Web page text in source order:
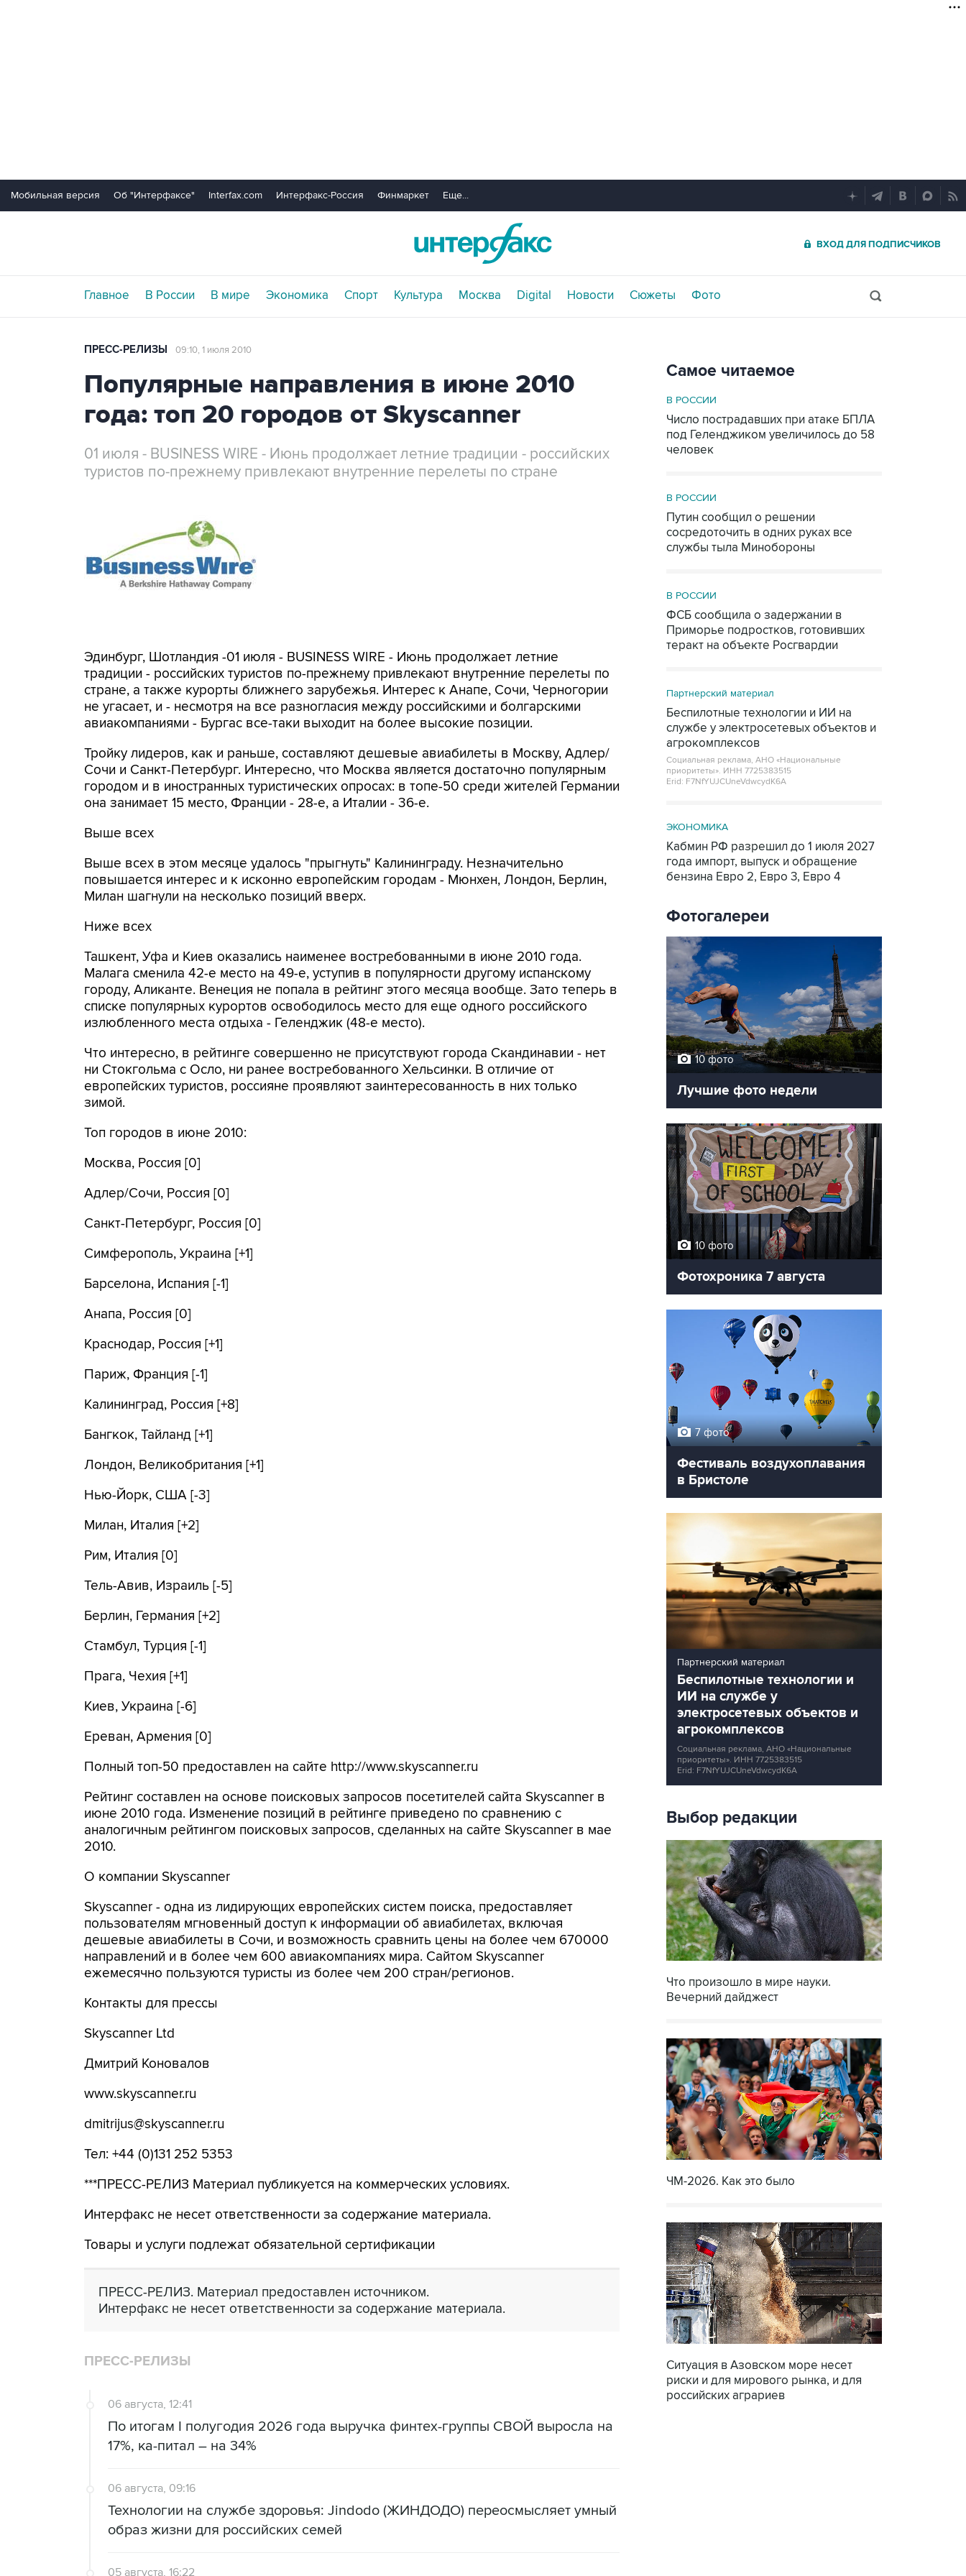
Мобильная версия Об "Интерфаксе" Interfax.com Интерфакс-Россия Финмаркет Еще...
ВХОД ДЛЯ ПОДПИСЧИКОВ
Главное В России В мире Экономика Спорт Культура Москва Digital Новости Сюжеты Фото
ПРЕСС-РЕЛИЗЫ 09:10, 1 июля 2010
Популярные направления в июне 2010
года: топ 20 городов от Skyscanner
01 июля - BUSINESS WIRE - Июнь продолжает летние традиции - российских
туристов по-прежнему привлекают внутренние перелеты по стране
Эдинбург, Шотландия -01 июля - BUSINESS WIRE - Июнь продолжает летние
традиции - российских туристов по-прежнему привлекают внутренние перелеты по
стране, а также курорты ближнего зарубежья. Интерес к Анапе, Сочи, Черногории
не угасает, и - несмотря на все разногласия между российскими и болгарскими
авиакомпаниями - Бургас все-таки выходит на более высокие позиции.
Тройку лидеров, как и раньше, составляют дешевые авиабилеты в Москву, Адлер/
Сочи и Санкт-Петербург. Интересно, что Москва является достаточно популярным
городом и в иностранных туристических опросах: в топе-50 среди жителей Германии
она занимает 15 место, Франции - 28-е, а Италии - 36-е.
Выше всех
Выше всех в этом месяце удалось "прыгнуть" Калининграду. Незначительно
повышается интерес и к исконно европейским городам - Мюнхен, Лондон, Берлин,
Милан шагнули на несколько позиций вверх.
Ниже всех
Ташкент, Уфа и Киев оказались наименее востребованными в июне 2010 года.
Малага сменила 42-е место на 49-е, уступив в популярности другому испанскому
городу, Аликанте. Венеция не попала в рейтинг этого месяца вообще. Зато теперь в
списке популярных курортов освободилось место для еще одного российского
излюбленного места отдыха - Геленджик (48-е место).
Что интересно, в рейтинге совершенно не присутствуют города Скандинавии - нет
ни Стокгольма с Осло, ни ранее востребованного Хельсинки. В отличие от
европейских туристов, россияне проявляют заинтересованность в них только
зимой.
Топ городов в июне 2010:
Москва, Россия [0]
Адлер/Сочи, Россия [0]
Санкт-Петербург, Россия [0]
Симферополь, Украина [+1]
Барселона, Испания [-1]
Анапа, Россия [0]
Краснодар, Россия [+1]
Париж, Франция [-1]
Калининград, Россия [+8]
Бангкок, Тайланд [+1]
Лондон, Великобритания [+1]
Нью-Йорк, США [-3]
Милан, Италия [+2]
Рим, Италия [0]
Тель-Авив, Израиль [-5]
Берлин, Германия [+2]
Стамбул, Турция [-1]
Прага, Чехия [+1]
Киев, Украина [-6]
Ереван, Армения [0]
Полный топ-50 предоставлен на сайте http://www.skyscanner.ru
Рейтинг составлен на основе поисковых запросов посетителей сайта Skyscanner в
июне 2010 года. Изменение позиций в рейтинге приведено по сравнению с
аналогичным рейтингом поисковых запросов, сделанных на сайте Skyscanner в мае
2010.
О компании Skyscanner
Skyscanner - одна из лидирующих европейских систем поиска, предоставляет
пользователям мгновенный доступ к информации об авиабилетах, включая
дешевые авиабилеты в Сочи, и возможность сравнить цены на более чем 670000
направлений и в более чем 600 авиакомпаниях мира. Сайтом Skyscanner
ежемесячно пользуются туристы из более чем 200 стран/регионов.
Контакты для прессы
Skyscanner Ltd
Дмитрий Коновалов
www.skyscanner.ru
dmitrijus@skyscanner.ru
Тел: +44 (0)131 252 5353
***ПРЕСС-РЕЛИЗ Материал публикуется на коммерческих условиях.
Интерфакс не несет ответственности за содержание материала.
Товары и услуги подлежат обязательной сертификации
ПРЕСС-РЕЛИЗ. Материал предоставлен источником.
Интерфакс не несет ответственности за содержание материала.
ПРЕСС-РЕЛИЗЫ
06 августа, 12:41
По итогам I полугодия 2026 года выручка финтех-группы СВОЙ выросла на
17%, ка-питал – на 34%
06 августа, 09:16
Технологии на службе здоровья: Jindodo (ЖИНДОДО) переосмысляет умный
образ жизни для российских семей
05 августа, 16:22
Самое читаемое
В РОССИИ
Число пострадавших при атаке БПЛА
под Геленджиком увеличилось до 58
человек
В РОССИИ
Путин сообщил о решении
сосредоточить в одних руках все
службы тыла Минобороны
В РОССИИ
ФСБ сообщила о задержании в
Приморье подростков, готовивших
теракт на объекте Росгвардии
Партнерский материал
Беспилотные технологии и ИИ на
службе у электросетевых объектов и
агрокомплексов
Социальная реклама, АНО «Национальные
приоритеты». ИНН 7725383515
Erid: F7NfYUJCUneVdwcydK6A
ЭКОНОМИКА
Кабмин РФ разрешил до 1 июля 2027
года импорт, выпуск и обращение
бензина Евро 2, Евро 3, Евро 4
Фотогалереи
10 фото
Лучшие фото недели
10 фото
Фотохроника 7 августа
7 фото
Фестиваль воздухоплавания
в Бристоле
Партнерский материал
Беспилотные технологии и
ИИ на службе у
электросетевых объектов и
агрокомплексов
Социальная реклама, АНО «Национальные
приоритеты». ИНН 7725383515
Erid: F7NfYUJCUneVdwcydK6A
Выбор редакции
Что произошло в мире науки.
Вечерний дайджест
ЧМ-2026. Как это было
Ситуация в Азовском море несет
риски и для мирового рынка, и для
российских аграриев